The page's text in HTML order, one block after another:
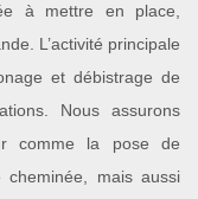
à mettre en place,
L’activité principale
et débistrage de
Nous assurons
comme la pose de
mais aussi